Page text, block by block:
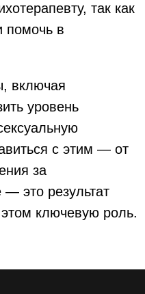
так как
помочь в
включая
уровень
с этим — от
за
это результат
этом ключевую роль.